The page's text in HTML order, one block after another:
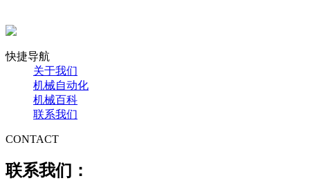
快捷导航
关于我们
机械自动化
机械百科
联系我们
CONTACT
联系我们：